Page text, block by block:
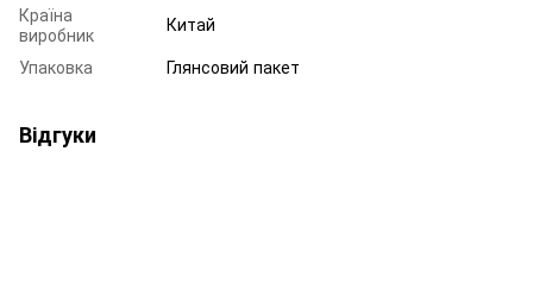
Країна
виробник
Китай
Упаковка
Глянсовий пакет
Відгуки